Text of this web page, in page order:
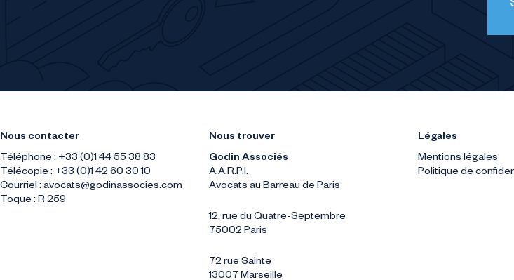
Nous contacter
Téléphone : +33 (0)1 44 55 38 83
Télécopie : +33 (0)1 42 60 30 10
Courriel : avocats@godinassocies.com
Toque : R 259
Nous trouver
Godin Associés
A.A.R.P.I.
Avocats au Barreau de Paris
12, rue du Quatre-Septembre
75002 Paris
72 rue Sainte
13007 Marseille
Légales
Mentions légales
Politique de